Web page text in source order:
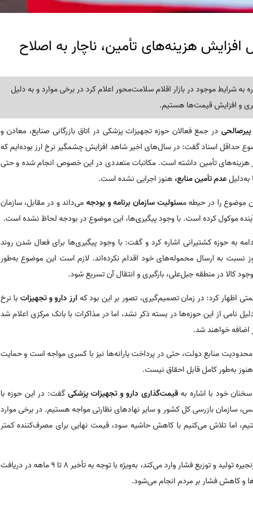
افزایش هزینه‌های تأمین، ناچار به اصلاح
به شرایط موجود در بازار اقلام سلامت‌محور اعلام کرد در برخی موارد و به دلیل
و افزایش قیمت‌ها هستیم.
در جمع فعالان حوزه تجهیزات پزشکی در اتاق بازرگانی صنایع، معادن و
حداقل اسناد گفت: در سال‌های اخیر شاهد افزایش چشمگیر نرخ ارز بوده‌ایم که
هزینه‌های تأمین داشته است. مکاتبات متعددی در این خصوص انجام شده و حتی
به‌دلیلعدم تأمین منابع، هنوز اجرایی نشده است.
موضوع را در حیطه مسئولیت سازمان برنامه و بودجهمی‌داند و در مقابل، سازمان
آینده موکول کرده است. با وجود پیگیری‌ها، این موضوع در بودجه لحاظ نشده است.
به حوزه کشتیرانی اشاره کرد و گفت: با وجود پیگیری‌ها برای فعال شدن روند
به ارسال محموله‌های خود اقدام نکرده‌اند. لازم است این موضوع به‌طور
کالا در منطقه جبل‌علی، بارگیری و انتقال آن تسریع شود.
ارز دارو و تجهیزات با نرخ
نامی از این حوزه‌ها در بسته ذکر نشد، اما در مذاکرات با بانک مرکزی اعلام شد
اضافه خواهند شد.
محدودیت منابع دولت، حتی در پرداخت یارانه‌ها نیز با کسری مواجه است و حمایت
به‌طور کامل قابل احقاق نیست.
خود با اشاره بهقیمت‌گذاری دارو و تجهیزات پزشکی گفت: در این حوزه با
سازمان بازرسی کل کشور و سایر نهادهای نظارتی مواجه هستیم. در برخی موارد
اما تلاش می‌کنیم با کاهش حاشیه سود، قیمت نهایی برای مصرف‌کننده کمتر
وی افزود: این اقدام اگرچه به زنجیره تولید و توزیع فشار وارد می‌کند، به‌ویژه با توجه به تأخیر 8 تا 9 ماهه در دریافت
و کاهش فشار بر مردم انجام می‌شود.